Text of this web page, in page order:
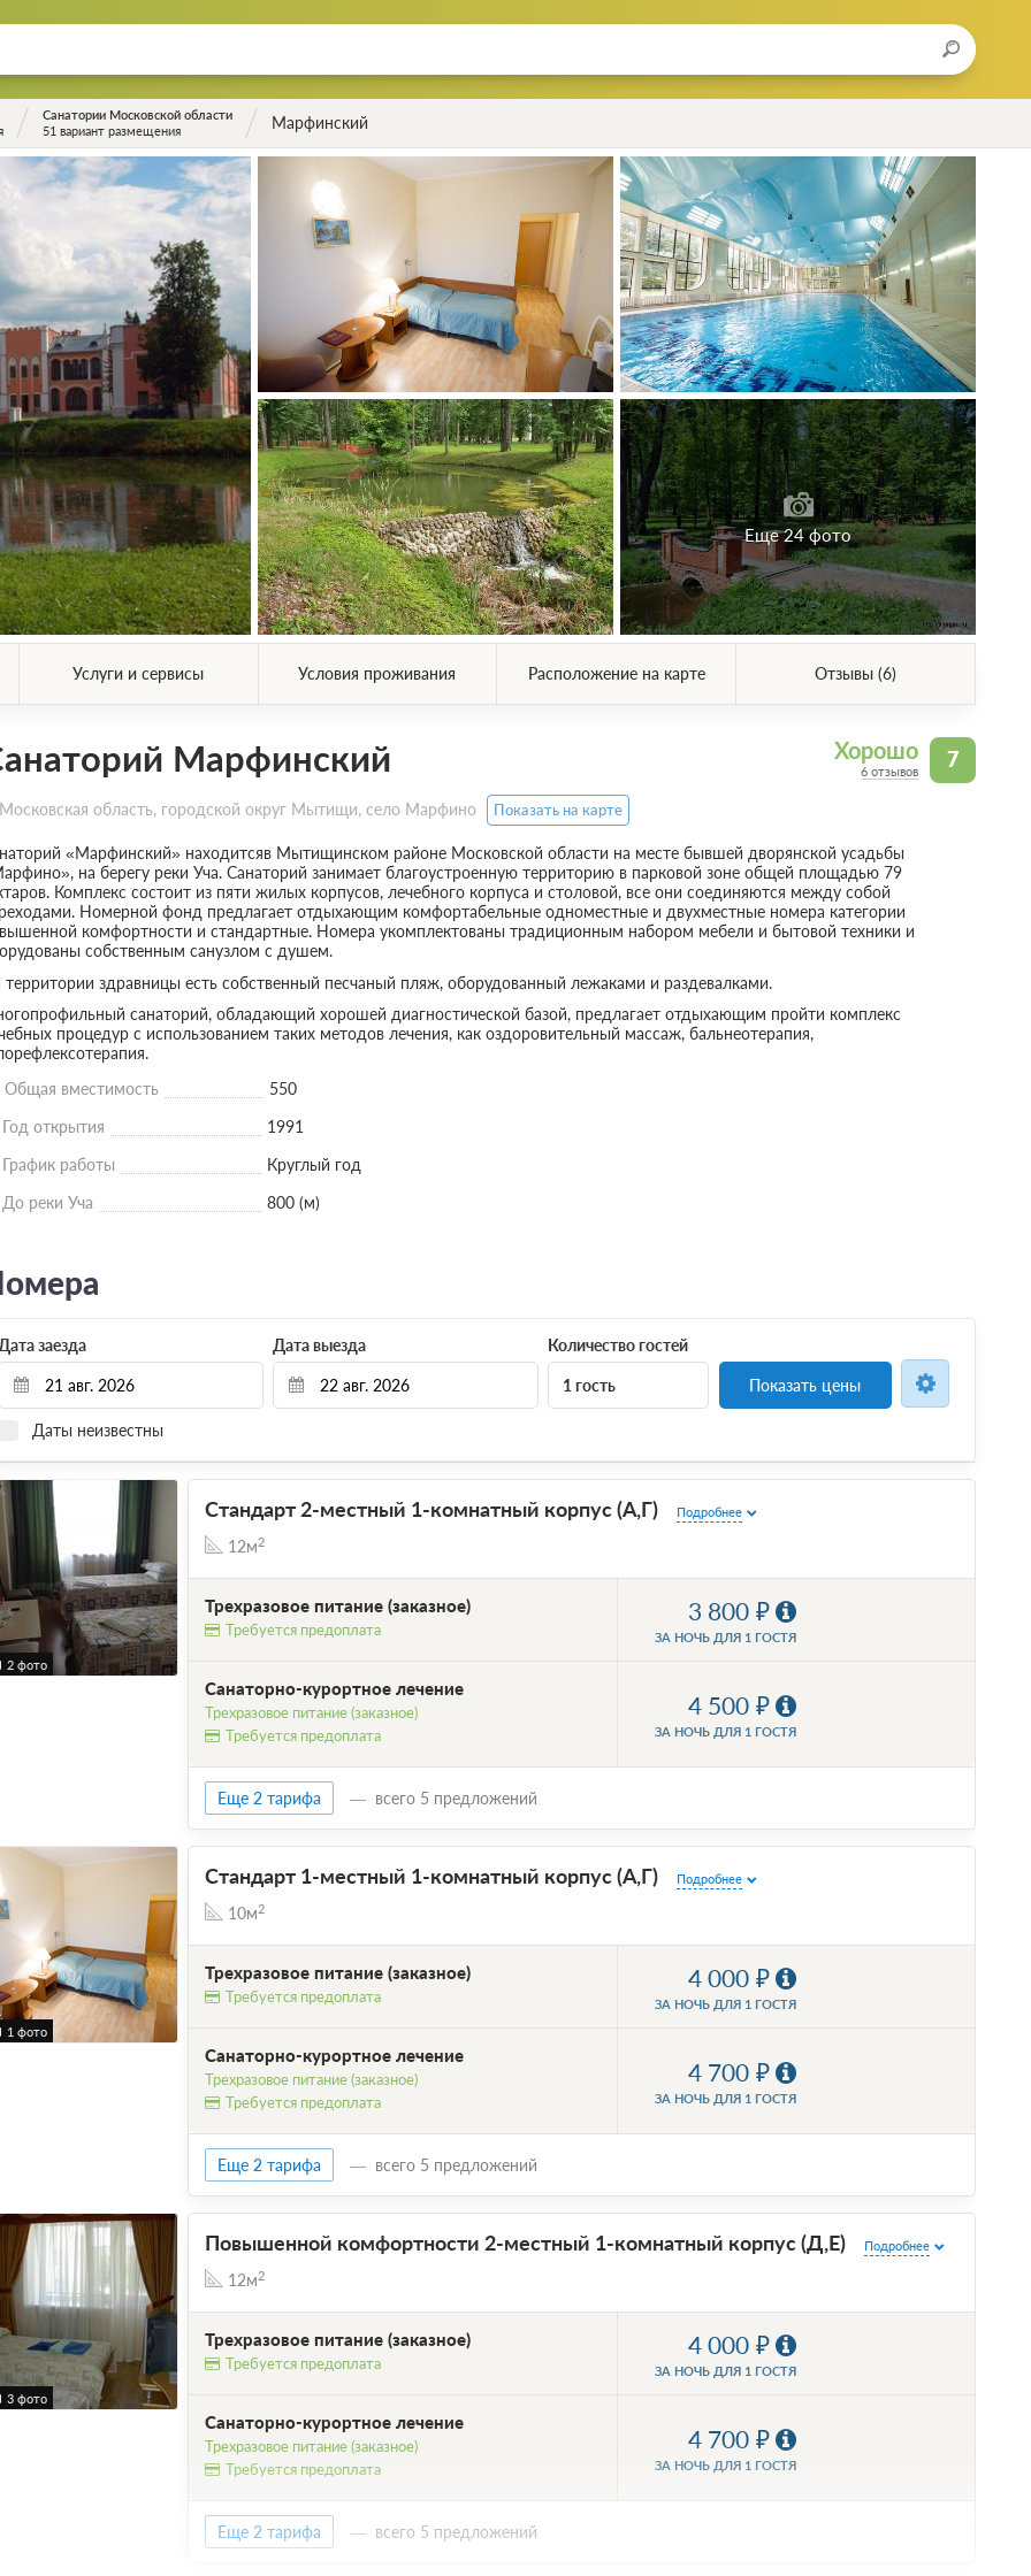
Санатории Московской области
51 вариант размещения
Марфинский
Еще 24 фото
Услуги и сервисы Условия проживания Расположение на карте Отзывы (6)
7
Хорошо
6 отзывов
Марфинский
область, городской округ Мытищи, село Марфино Показать на карте
«Марфинский» находитсяв Мытищинском районе Московской области на месте бывшей дворянской усадьбы
на берегу реки Уча. Санаторий занимает благоустроенную территорию в парковой зоне общей площадью 79
Комплекс состоит из пяти жилых корпусов, лечебного корпуса и столовой, все они соединяются между собой
Номерной фонд предлагает отдыхающим комфортабельные одноместные и двухместные номера категории
комфортности и стандартные. Номера укомплектованы традиционным набором мебели и бытовой техники и
собственным санузлом с душем.
здравницы есть собственный песчаный пляж, оборудованный лежаками и раздевалками.
санаторий, обладающий хорошей диагностической базой, предлагает отдыхающим пройти комплекс
процедур с использованием таких методов лечения, как оздоровительный массаж, бальнеотерапия,
Общая вместимость
550
Год открытия
1991
График работы
Круглый год
До реки Уча
800 (м)
заезда Дата выезда
Даты неизвестны
Количество гостей
1 гость Показать цены
2 фото
Стандарт 2-местный 1-комнатный корпус (А,Г) Подробнее
12м2
Трехразовое питание (заказное)
Требуется предоплата
3 800
ЗА НОЧЬ ДЛЯ 1 ГОСТЯ
Санаторно-курортное лечение
Трехразовое питание (заказное)
Требуется предоплата
4 500
ЗА НОЧЬ ДЛЯ 1 ГОСТЯ
Еще 2 тарифа всего 5 предложений
1 фото
Стандарт 1-местный 1-комнатный корпус (А,Г) Подробнее
10м2
Трехразовое питание (заказное)
Требуется предоплата
4 000
ЗА НОЧЬ ДЛЯ 1 ГОСТЯ
Санаторно-курортное лечение
Трехразовое питание (заказное)
Требуется предоплата
4 700
ЗА НОЧЬ ДЛЯ 1 ГОСТЯ
Еще 2 тарифа всего 5 предложений
3 фото
Повышенной комфортности 2-местный 1-комнатный корпус (Д,Е) Подробнее
12м2
Трехразовое питание (заказное)
Требуется предоплата
4 000
ЗА НОЧЬ ДЛЯ 1 ГОСТЯ
Санаторно-курортное лечение
Трехразовое питание (заказное)
Требуется предоплата
4 700
ЗА НОЧЬ ДЛЯ 1 ГОСТЯ
Еще 2 тарифа всего 5 предложений